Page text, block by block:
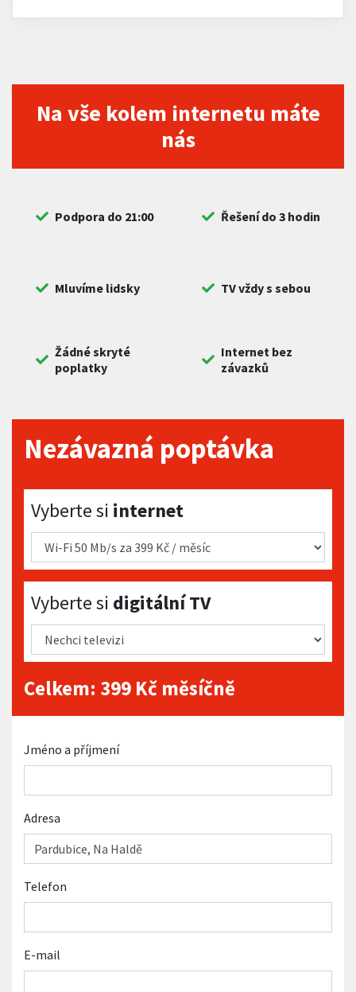
Na vše kolem internetu máte
nás
Podpora do 21:00 Řešení do 3 hodin
Mluvíme lidsky TV vždy s sebou
Žádné skryté
poplatky
Internet bez
závazků
Nezávazná poptávka
Vyberte si internet
Vyberte si internet
Vyberte si digitální TV
Vyberte si digitální TV
Celkem: 399 Kč měsíčně
Jméno a příjmení
Adresa
Telefon
E-mail